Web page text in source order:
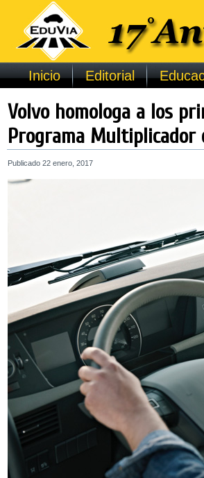
Inicio Editorial
Volvo homologa a los
Programa Multiplicador
Publicado 22 enero, 2017